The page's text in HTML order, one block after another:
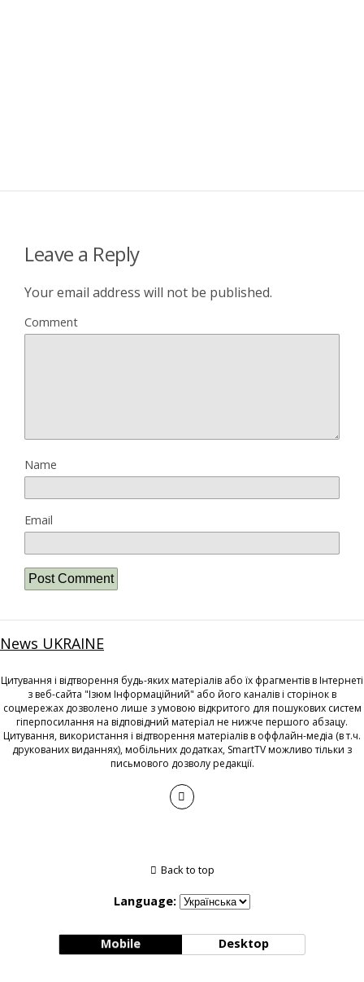
Leave a Reply
Your email address will not be published.
Comment
Name
Email
News UKRAINE
Цитування і відтворення будь-яких матеріалів або їх фрагментів в Інтернеті
з веб-сайта "Ізюм Інформаційний" або його каналів і сторінок в
соцмережах дозволено лише з умовою відкритого для пошукових систем
гіперпосилання на відповідний матеріал не нижче першого абзацу.
Цитування, використання і відтворення матеріалів в оффлайн-медіа (в т.ч.
друкованих виданнях), мобільних додатках, SmartTV можливо тільки з
письмового дозволу редакції.
Back to top
Language:
Mobile Desktop